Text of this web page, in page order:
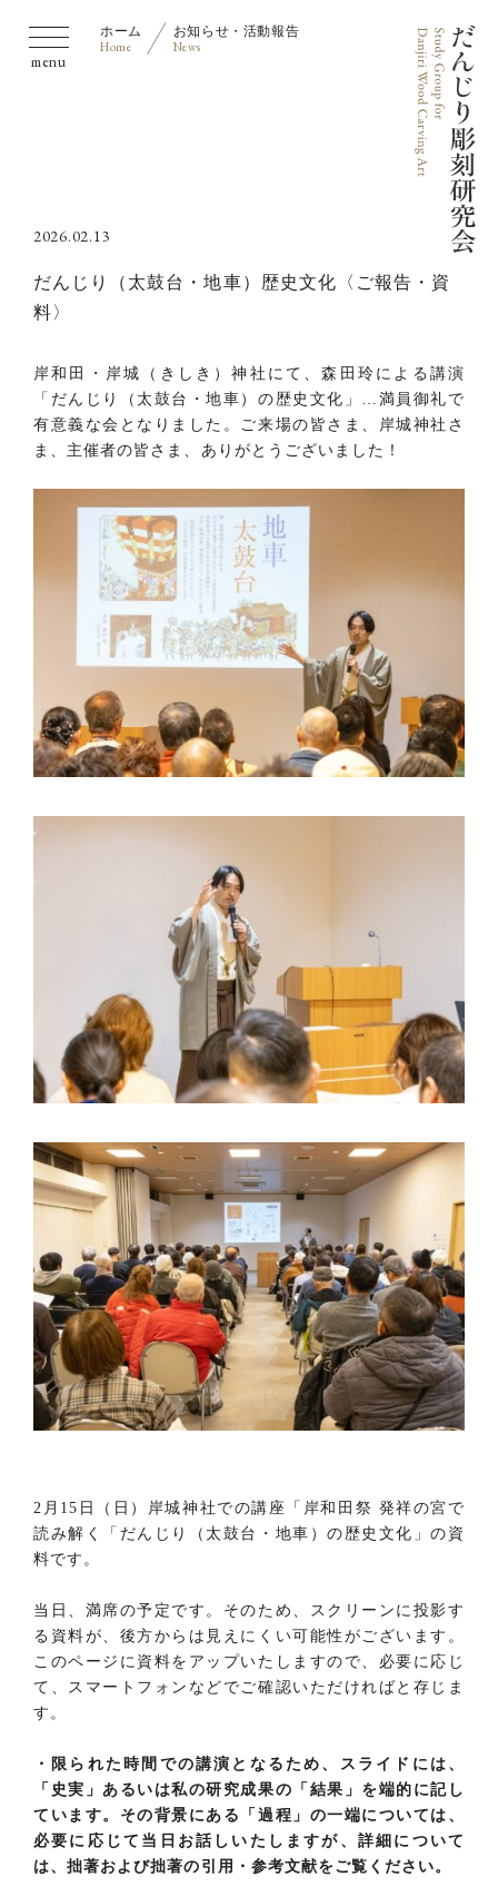
ホーム
Home
お知らせ・活動報告
News
2026.02.13
だんじり（太鼓台・地車）歴史文化〈ご報告・資
料〉
岸和田・岸城（きしき）神社にて、森田玲による講演
「だんじり（太鼓台・地車）の歴史文化」…満員御礼で
有意義な会となりました。ご来場の皆さま、岸城神社さ
ま、主催者の皆さま、ありがとうございました！
2月15日（日）岸城神社での講座「岸和田祭 発祥の宮で
読み解く「だんじり（太鼓台・地車）の歴史文化」の資
料です。
当日、満席の予定です。そのため、スクリーンに投影す
る資料が、後方からは見えにくい可能性がございます。
このページに資料をアップいたしますので、必要に応じ
て、スマートフォンなどでご確認いただければと存じま
す。
・限られた時間での講演となるため、スライドには、
「史実」あるいは私の研究成果の「結果」を端的に記し
ています。その背景にある「過程」の一端については、
必要に応じて当日お話しいたしますが、詳細について
は、拙著および拙著の引用・参考文献をご覧ください。